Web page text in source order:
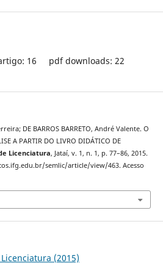
16 pdf downloads: 22
DE BARROS BARRETO, André Valente. O
A PARTIR DO LIVRO DIDÁTICO DE
Licenciatura, Jataí, v. 1, n. 1, p. 77–86, 2015.
semlic/article/view/463. Acesso
(2015)